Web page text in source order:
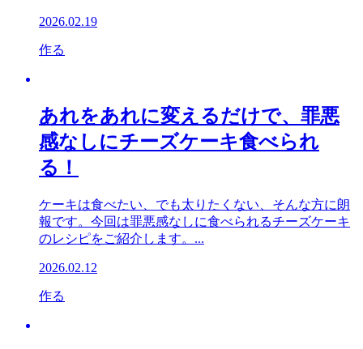
2026.02.19
作る
あれをあれに変えるだけで、罪悪
感なしにチーズケーキ食べられ
る！
ケーキは食べたい、でも太りたくない、そんな方に朗
報です。今回は罪悪感なしに食べられるチーズケーキ
のレシピをご紹介します。...
2026.02.12
作る